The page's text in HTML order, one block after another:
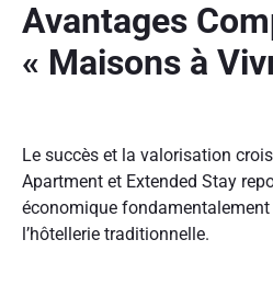
Avantages
« Maisons à
Le succès et la valorisation
Apartment et Extended Stay
économique
l’hôtellerie traditionnelle.